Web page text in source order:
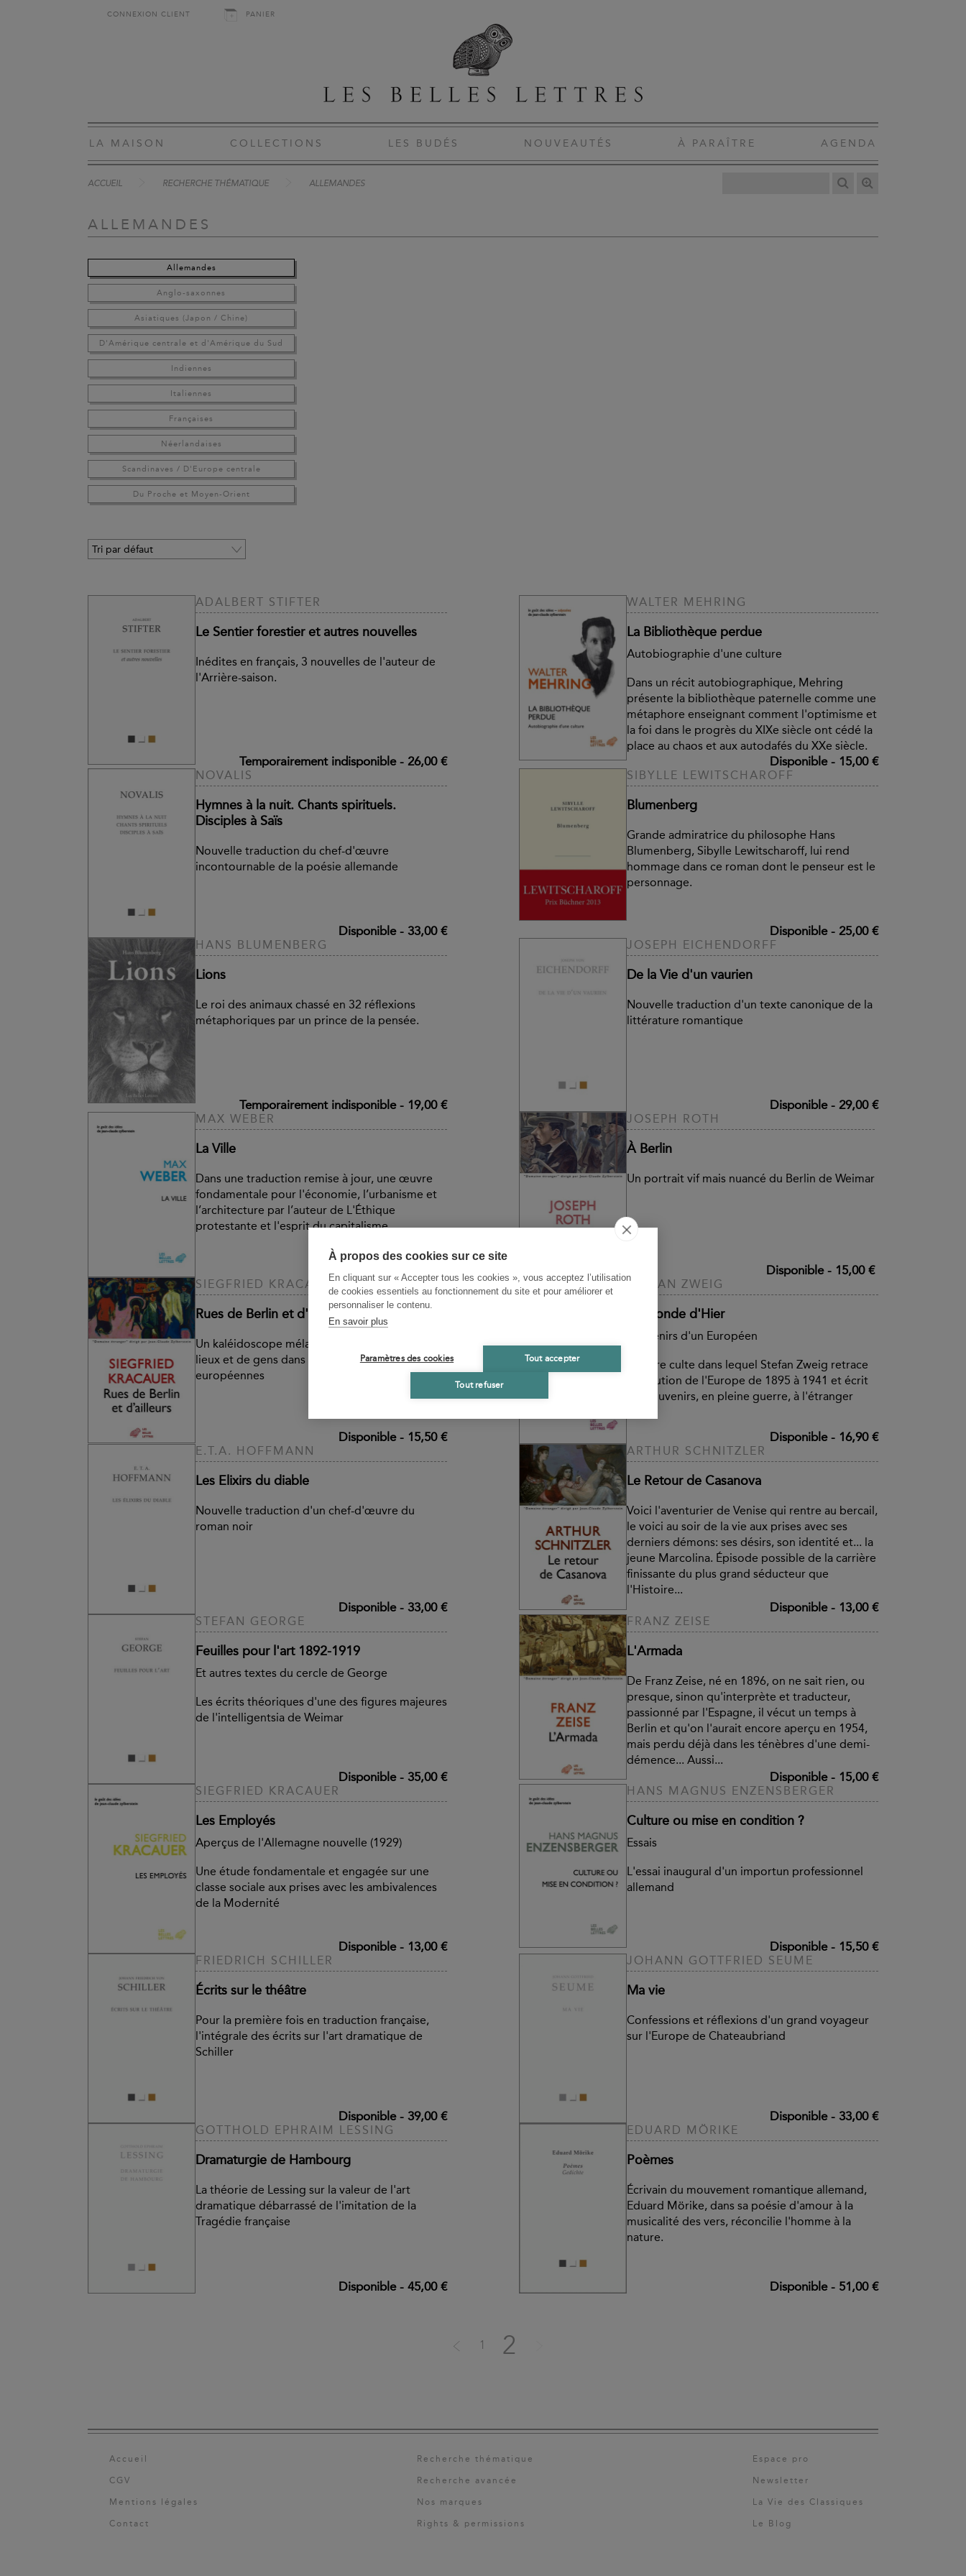
À propos des cookies sur ce site
En cliquant sur « Accepter tous les cookies », vous acceptez l’utilisation
de cookies essentiels au fonctionnement du site et pour améliorer et
personnaliser le contenu.
En savoir plus
Paramètres des cookies Tout accepter
Tout refuser
CONNEXION CLIENT PANIER
LA MAISON COLLECTIONS LES BUDÉS NOUVEAUTÉS À PARAÎTRE AGENDA
ACCUEIL RECHERCHE THÉMATIQUE ALLEMANDES
ALLEMANDES
Allemandes
Anglo-saxonnes
Asiatiques (Japon / Chine)
D'Amérique centrale et d'Amérique du Sud
Indiennes
Italiennes
Françaises
Néerlandaises
Scandinaves / D'Europe centrale
Du Proche et Moyen-Orient
ADALBERT STIFTER
Le Sentier forestier et autres nouvelles
Inédites en français, 3 nouvelles de l'auteur de
l'Arrière-saison.
Temporairement indisponible- 26,00 €
WALTER MEHRING
La Bibliothèque perdue
Autobiographie d'une culture
Dans un récit autobiographique, Mehring
présente la bibliothèque paternelle comme une
métaphore enseignant comment l'optimisme et
la foi dans le progrès du XIXe siècle ont cédé la
place au chaos et aux autodafés du XXe siècle.
Disponible- 15,00 €
NOVALIS
Hymnes à la nuit. Chants spirituels.
Disciples à Saïs
Nouvelle traduction du chef-d'œuvre
incontournable de la poésie allemande
Disponible- 33,00 €
SIBYLLE LEWITSCHAROFF
Blumenberg
Grande admiratrice du philosophe Hans
Blumenberg, Sibylle Lewitscharoff, lui rend
hommage dans ce roman dont le penseur est le
personnage.
Disponible- 25,00 €
HANS BLUMENBERG
Lions
Le roi des animaux chassé en 32 réflexions
métaphoriques par un prince de la pensée.
Temporairement indisponible- 19,00 €
JOSEPH EICHENDORFF
De la Vie d'un vaurien
Nouvelle traduction d'un texte canonique de la
littérature romantique
Disponible- 29,00 €
MAX WEBER
La Ville
Dans une traduction remise à jour, une œuvre
fondamentale pour l'économie, l’urbanisme et
l’architecture par l’auteur de L'Éthique
protestante et l'esprit du capitalisme
Disponible -
JOSEPH ROTH
À Berlin
Un portrait vif mais nuancé du Berlin de Weimar
Disponible- 15,00 €
SIEGFRIED KRACAUER
Rues de Berlin et d'ailleurs
Un kaléidoscope mélancolique de scènes, de
lieux et de gens dans quelques villes
européennes
Disponible- 15,50 €
STEFAN ZWEIG
Le Monde d'Hier
Souvenirs d'un Européen
Un livre culte dans lequel Stefan Zweig retrace
l'évolution de l'Europe de 1895 à 1941 et écrit
ses souvenirs, en pleine guerre, à l'étranger
Disponible- 16,90 €
E.T.A. HOFFMANN
Les Elixirs du diable
Nouvelle traduction d'un chef-d'œuvre du
roman noir
Disponible- 33,00 €
ARTHUR SCHNITZLER
Le Retour de Casanova
Voici l'aventurier de Venise qui rentre au bercail,
le voici au soir de la vie aux prises avec ses
derniers démons: ses désirs, son identité et... la
jeune Marcolina. Épisode possible de la carrière
finissante du plus grand séducteur que
l'Histoire...
Disponible- 13,00 €
STEFAN GEORGE
Feuilles pour l'art 1892-1919
Et autres textes du cercle de George
Les écrits théoriques d'une des figures majeures
de l'intelligentsia de Weimar
Disponible- 35,00 €
FRANZ ZEISE
L'Armada
De Franz Zeise, né en 1896, on ne sait rien, ou
presque, sinon qu'interprète et traducteur,
passionné par l'Espagne, il vécut un temps à
Berlin et qu'on l'aurait encore aperçu en 1954,
mais perdu déjà dans les ténèbres d'une demi-
démence... Aussi...
Disponible- 15,00 €
SIEGFRIED KRACAUER
Les Employés
Aperçus de l'Allemagne nouvelle (1929)
Une étude fondamentale et engagée sur une
classe sociale aux prises avec les ambivalences
de la Modernité
Disponible- 13,00 €
HANS MAGNUS ENZENSBERGER
Culture ou mise en condition ?
Essais
L'essai inaugural d'un importun professionnel
allemand
Disponible- 15,50 €
FRIEDRICH SCHILLER
Écrits sur le théâtre
Pour la première fois en traduction française,
l'intégrale des écrits sur l'art dramatique de
Schiller
Disponible- 39,00 €
JOHANN GOTTFRIED SEUME
Ma vie
Confessions et réflexions d'un grand voyageur
sur l'Europe de Chateaubriand
Disponible- 33,00 €
GOTTHOLD EPHRAIM LESSING
Dramaturgie de Hambourg
La théorie de Lessing sur la valeur de l'art
dramatique débarrassé de l'imitation de la
Tragédie française
Disponible- 45,00 €
EDUARD MÖRIKE
Poèmes
Écrivain du mouvement romantique allemand,
Eduard Mörike, dans sa poésie d'amour à la
musicalité des vers, réconcilie l'homme à la
nature.
Disponible- 51,00 €
1 2
Accueil
CGV
Mentions légales
Contact
Recherche thématique
Recherche avancée
Nos marques
Rights & permissions
Espace pro
Newsletter
La Vie des Classiques
Le Blog